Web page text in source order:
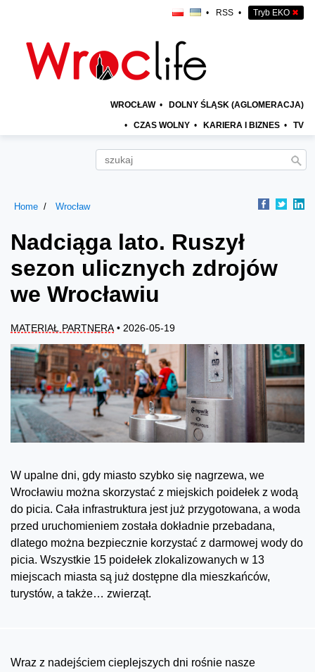
• RSS • Tryb EKO ✖
WROCŁAW • DOLNY ŚLĄSK (AGLOMERACJA)
• CZAS WOLNY • KARIERA I BIZNES • TV
Home Wrocław
Nadciąga lato. Ruszył
sezon ulicznych zdrojów
we Wrocławiu
MATERIAŁ PARTNERA• 2026-05-19
W upalne dni, gdy miasto szybko się nagrzewa, we
Wrocławiu można skorzystać z miejskich poidełek z wodą
do picia. Cała infrastruktura jest już przygotowana, a woda
przed uruchomieniem została dokładnie przebadana,
dlatego można bezpiecznie korzystać z darmowej wody do
picia. Wszystkie 15 poidełek zlokalizowanych w 13
miejscach miasta są już dostępne dla mieszkańców,
turystów, a także… zwierząt.
Wraz z nadejściem cieplejszych dni rośnie nasze